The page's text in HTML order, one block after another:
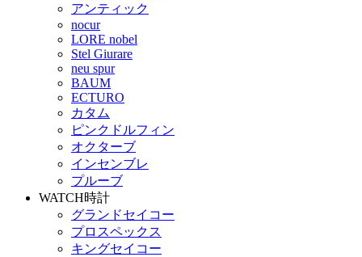
アンティック
nocur
LORE nobel
Stel Giurare
neu spur
BAUM
ECTURO
カタム
ピンクドルフィン
オクターブ
インセンブレ
プルーブ
WATCH時計
グランドセイコー
プロスペックス
キングセイコー